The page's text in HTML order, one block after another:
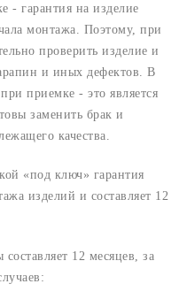
- гарантия на изделие
монтажа. Поэтому, при
проверить изделие и
и иных дефектов. В
приемке - это является
заменить брак и
качества.
«под ключ» гарантия
изделий и составляет 12
12 месяцев, за